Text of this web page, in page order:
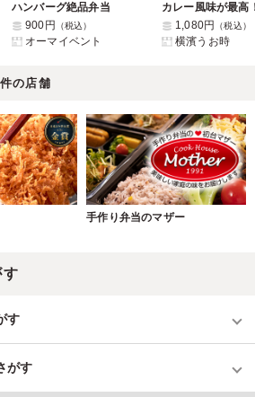
ハンバーグ絶品弁当
900円
（税込）
オーマイベント
1,080円 （税込）
横濱うお時
の店舗
手作り弁当のマザー
す
がす